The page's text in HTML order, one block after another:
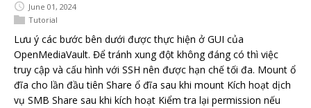
June 01, 2024
Tutorial
Lưu ý các bước bên dưới được thực hiện ở GUI của
OpenMediaVault. Để tránh xung đột không đáng có thì việc
truy cập và cấu hình với SSH nên được hạn chế tối đa. Mount ổ
đĩa cho lần đầu tiên Share ổ đĩa sau khi mount Kích hoạt dịch
vụ SMB Share sau khi kích hoạt Kiểm tra lại permission nếu